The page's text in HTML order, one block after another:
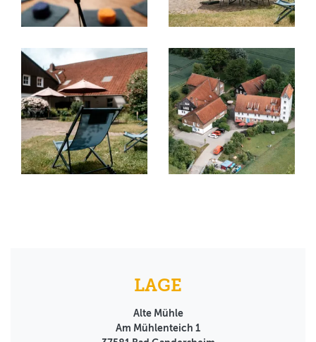
LAGE
Alte Mühle
Am Mühlenteich 1